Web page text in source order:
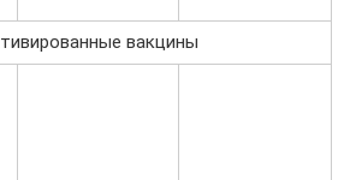
вакцины